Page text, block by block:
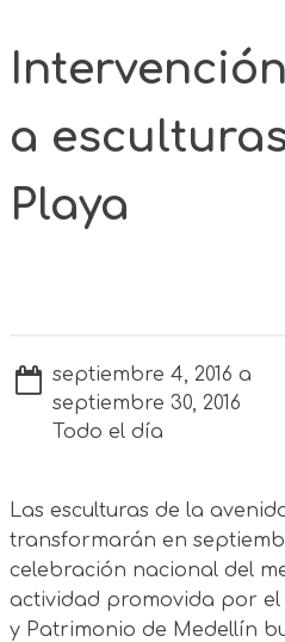
a
Playa
septiembre 4, 2016 a
septiembre 30, 2016
Todo el día
Las esculturas de la
transformarán en
celebración nacional del
actividad promovida por
y Patrimonio de Medellín